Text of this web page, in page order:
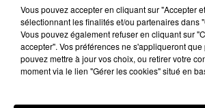
21 décembre 2023 - 2 min 22 sec
LES INFOS DE L'AUDE DU 21/
09H59
Les infos de l'Aude
Vous pouvez accepter en cliquant sur "Accepter
sélectionnant les finalités et/ou partenaires dans
Vous pouvez également refuser en cliquant sur
accepter". Vos préférences ne s'appliqueront que
pouvez mettre à jour vos choix, ou retirer votre
moment via le lien "Gérer les cookies" situé en